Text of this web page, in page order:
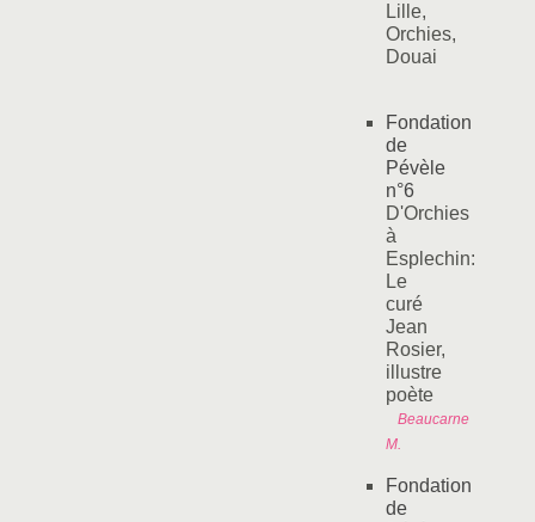
Lille,
Orchies,
Douai
Fondation
de
Pévèle
n°6
D'Orchies
à
Esplechin:
Le
curé
Jean
Rosier,
illustre
poète
Beaucarne
M.
Fondation
de